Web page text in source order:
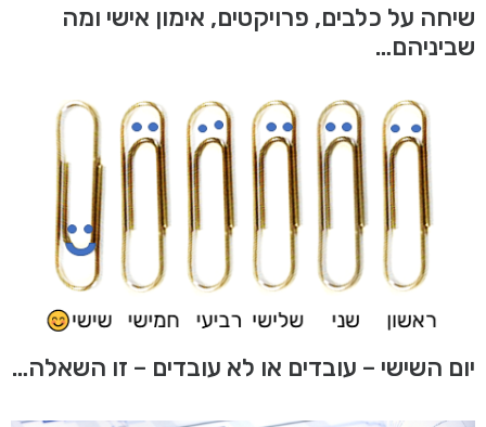
שיחה על כלבים, פרויקטים, אימון אישי ומה
שביניהם…
יום השישי – עובדים או לא עובדים – זו השאלה…